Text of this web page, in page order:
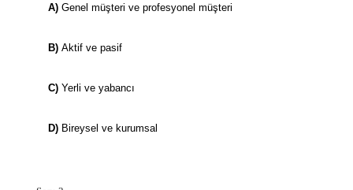
A) Genel müşteri ve profesyonel müşteri
B) Aktif ve pasif
C) Yerli ve yabancı
D) Bireysel ve kurumsal